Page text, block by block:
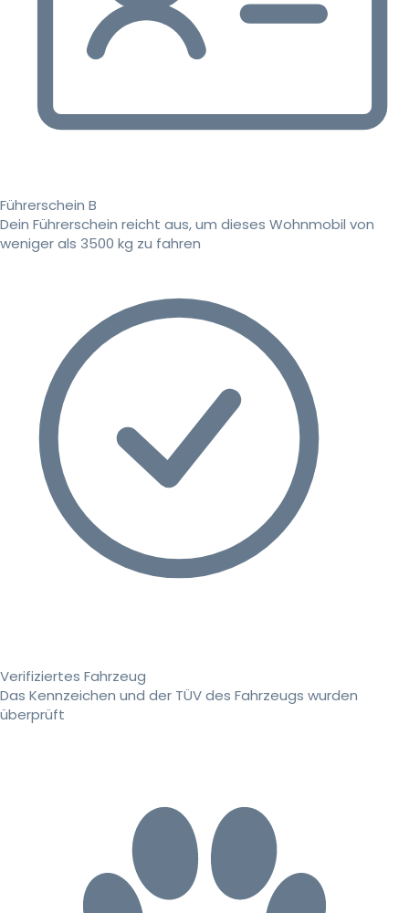
Führerschein B
Dein Führerschein reicht aus, um dieses Wohnmobil von
weniger als 3500 kg zu fahren
Verifiziertes Fahrzeug
Das Kennzeichen und der TÜV des Fahrzeugs wurden
überprüft